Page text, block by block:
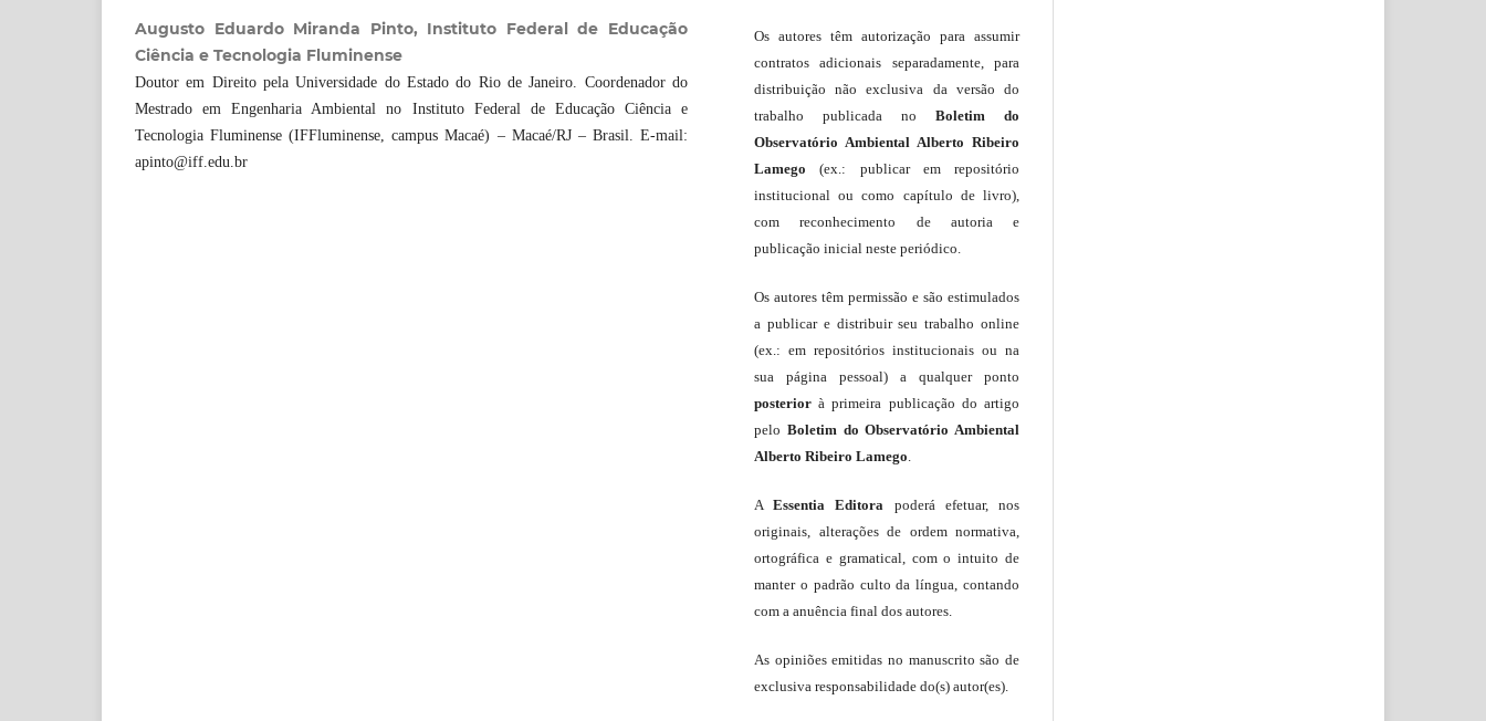
Augusto Eduardo Miranda Pinto, Instituto Federal de Educação
Ciência e Tecnologia Fluminense
Doutor em Direito pela Universidade do Estado do Rio de Janeiro. Coordenador do
Mestrado em Engenharia Ambiental no Instituto Federal de Educação Ciência e
Tecnologia Fluminense (IFFluminense, campus Macaé) – Macaé/RJ – Brasil. E-mail:
apinto@iff.edu.br
Os autores têm autorização para assumir
contratos adicionais separadamente, para
distribuição não exclusiva da versão do
trabalho publicada no Boletim do
Observatório Ambiental Alberto Ribeiro
Lamego (ex.: publicar em repositório
institucional ou como capítulo de livro),
com reconhecimento de autoria e
publicação inicial neste periódico.
Os autores têm permissão e são estimulados
a publicar e distribuir seu trabalho online
(ex.: em repositórios institucionais ou na
sua página pessoal) a qualquer ponto
posterior à primeira publicação do artigo
pelo Boletim do Observatório Ambiental
Alberto Ribeiro Lamego
AEssentia Editora poderá efetuar, nos
originais, alterações de ordem normativa,
ortográfica e gramatical, com o intuito de
manter o padrão culto da língua, contando
com a anuência final dos autores.
As opiniões emitidas no manuscrito são de
exclusiva responsabilidade do(s) autor(es).